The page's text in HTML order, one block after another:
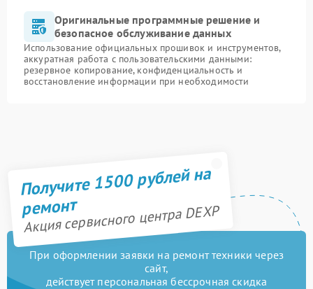
Оригинальные программные решение и
безопасное обслуживание данных
Использование официальных прошивок и инструментов,
аккуратная работа с пользовательскими данными:
резервное копирование, конфиденциальность и
восстановление информации при необходимости
Получите 1500 рублей на
ремонт
Акция сервисного центра DEXP
При оформлении заявки на ремонт техники через
сайт,
действует персональная бессрочная скидка